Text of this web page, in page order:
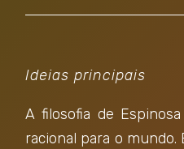
Ideias principais
A filosofia de
racional para o mundo.